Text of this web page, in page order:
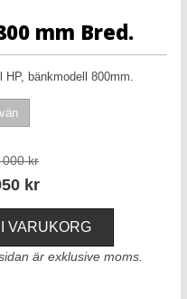
mm Bred.
bänkmodell 800mm.
000 kr
kr
är exklusive moms.